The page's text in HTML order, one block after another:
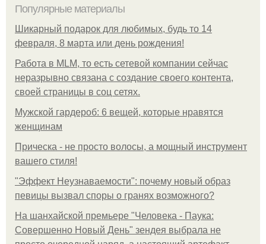
Популярные материалы
Шикарный подарок для любимых, будь то 14
февраля, 8 марта или день рождения!
Работа в MLM, то есть сетевой компании сейчас
неразрывно связана с создание своего контента,
своей страницы в соц сетях.
Мужской гардероб: 6 вещей, которые нравятся
женщинам
Прическа - не просто волосы, а мощный инструмент
вашего стиля!
"Эффект Неузнаваемости": почему новый образ
певицы вызвал споры о гранях возможного?
На шанхайской премьере "Человека - Паука:
Совершенно Новый День" зендея выбрала не